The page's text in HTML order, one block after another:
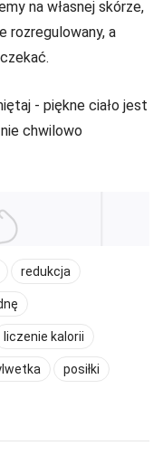
na własnej skórze,
rozregulowany, a
- piękne ciało jest
chwilowo
redukcja
liczenie kalorii
posiłki